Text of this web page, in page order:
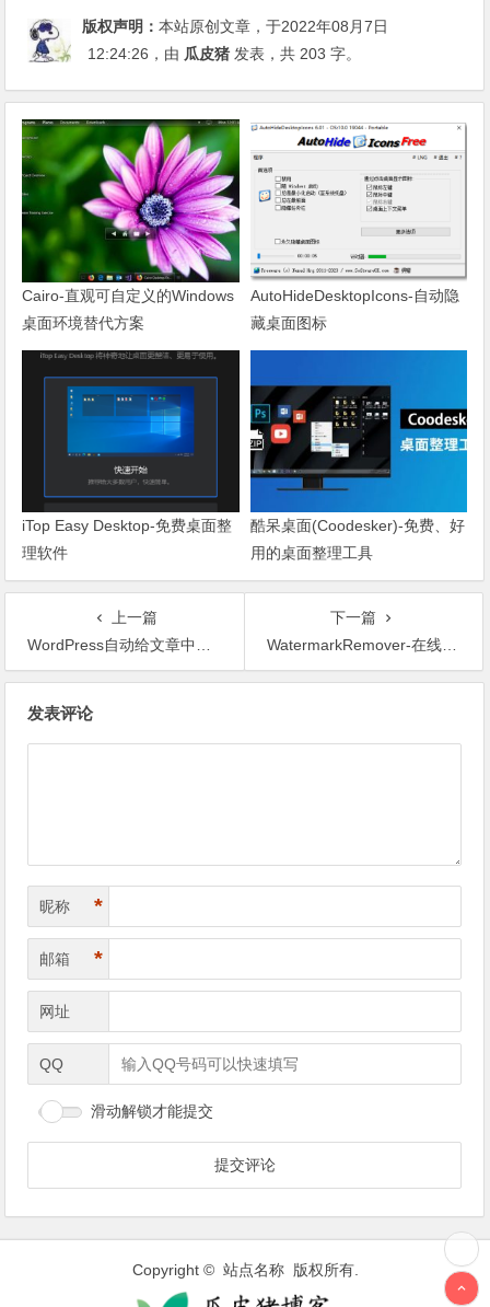
版权声明：本站原创文章，于2022年08月7日
12:24:26 ，由 瓜皮猪 发表，共 203 字。
Cairo-直观可自定义的Windows
桌面环境替代方案
AutoHideDesktopIcons-自动隐
藏桌面图标
iTop Easy Desktop-免费桌面整
理软件
酷呆桌面(Coodesker)-免费、好
用的桌面整理工具
上一篇
WordPress自动给文章中的图片加ALT和TITLE标签
下一篇
WatermarkRemover-在线去水印
发表评论
昵称 *
邮箱 *
网址
QQ
滑动解锁才能提交
Copyright © 站点名称 版权所有.